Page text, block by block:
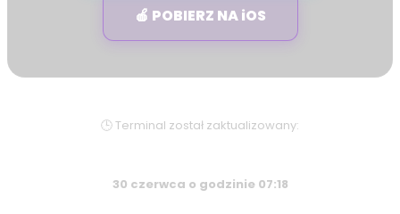
🍎 POBIERZ NA iOS
🕒 Terminal został zaktualizowany:
30 czerwca o godzinie 07:18